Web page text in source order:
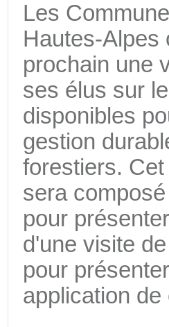
Les
Hautes-Alpes
prochain une
ses élus sur
disponibles
gestion
forestiers.
sera
pour
d'une visite
pour
application